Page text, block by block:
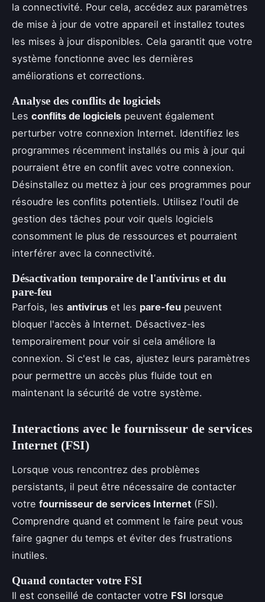
la connectivité. Pour cela, accédez aux paramètres
de mise à jour de votre appareil et installez toutes
les mises à jour disponibles. Cela garantit que votre
système fonctionne avec les dernières
améliorations et corrections.
Analyse des conflits de logiciels
Les conflits de logiciels peuvent également
perturber votre connexion Internet. Identifiez les
programmes récemment installés ou mis à jour qui
pourraient être en conflit avec votre connexion.
Désinstallez ou mettez à jour ces programmes pour
résoudre les conflits potentiels. Utilisez l'outil de
gestion des tâches pour voir quels logiciels
consomment le plus de ressources et pourraient
interférer avec la connectivité.
Désactivation temporaire de l'antivirus et du
pare-feu
Parfois, les antivirus et les pare-feu peuvent
bloquer l'accès à Internet. Désactivez-les
temporairement pour voir si cela améliore la
connexion. Si c'est le cas, ajustez leurs paramètres
pour permettre un accès plus fluide tout en
maintenant la sécurité de votre système.
Interactions avec le fournisseur de services
Internet (FSI)
Lorsque vous rencontrez des problèmes
persistants, il peut être nécessaire de contacter
votre fournisseur de services Internet (FSI).
Comprendre quand et comment le faire peut vous
faire gagner du temps et éviter des frustrations
inutiles.
Quand contacter votre FSI
Il est conseillé de contacter votre FSI lorsque